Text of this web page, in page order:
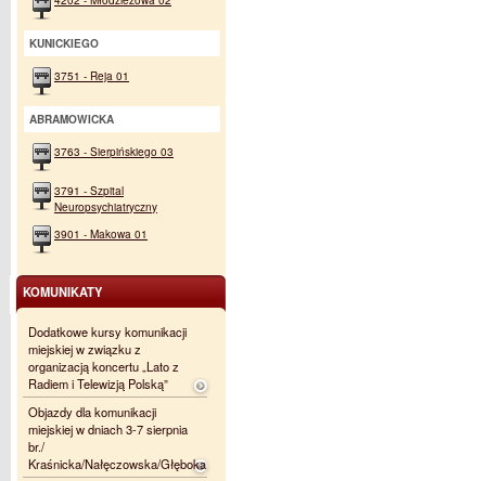
KUNICKIEGO
3751 - Reja 01
ABRAMOWICKA
3763 - Sierpińskiego 03
3791 - Szpital
Neuropsychiatryczny
3901 - Makowa 01
KOMUNIKATY
Dodatkowe kursy komunikacji
miejskiej w związku z
organizacją koncertu „Lato z
Radiem i Telewizją Polską”
Objazdy dla komunikacji
miejskiej w dniach 3-7 sierpnia
br./
Kraśnicka/Nałęczowska/Głęboka